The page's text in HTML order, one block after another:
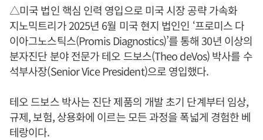
△미국 법인 핵심 인력 영입으로 미국 시장 공략 가속화
지노믹트리가 2025년 6월 미국 현지 법인인 ‘프로미스 다
이아그노스틱스(Promis Diagnostics)’를 통해 30년 이상의
분자진단 분야 전문가 테오 드보스(Theo deVos) 박사를 수
석부사장(Senior Vice President)으로 영입했다.
테오 드보스 박사는 진단 제품의 개발 초기 단계부터 임상,
규제, 보험, 상용화에 이르는 모든 과정을 폭넓게 경험한 베
테랑이다.